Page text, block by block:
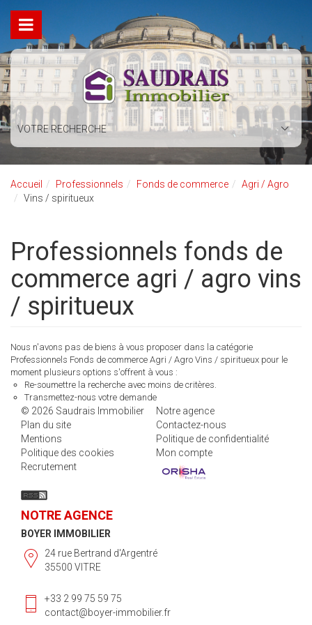
VOTRE RECHERCHE
Accueil Professionnels Fonds de commerce
Agri / Agro
Vins / spiritueux
Professionnels fonds de
commerce agri / agro vins
/ spiritueux
Nous n'avons pas de biens à vous proposer dans la catégorie
Professionnels Fonds de commerce Agri / Agro Vins / spiritueux pour le
moment plusieurs options s'offrent à vous :
Re-soumettre la recherche avec moins de critères.
Transmettez-nous votre demande
© 2026 Saudrais Immobilier
Notre agence
Plan du site
Contactez-nous
Mentions
Politique de confidentialité
Politique des cookies
Mon compte
Recrutement
NOTRE AGENCE
BOYER IMMOBILIER
24 rue Bertrand d'Argentré
35500 VITRE
+33 2 99 75 59 75
contact@boyer-immobilier.fr